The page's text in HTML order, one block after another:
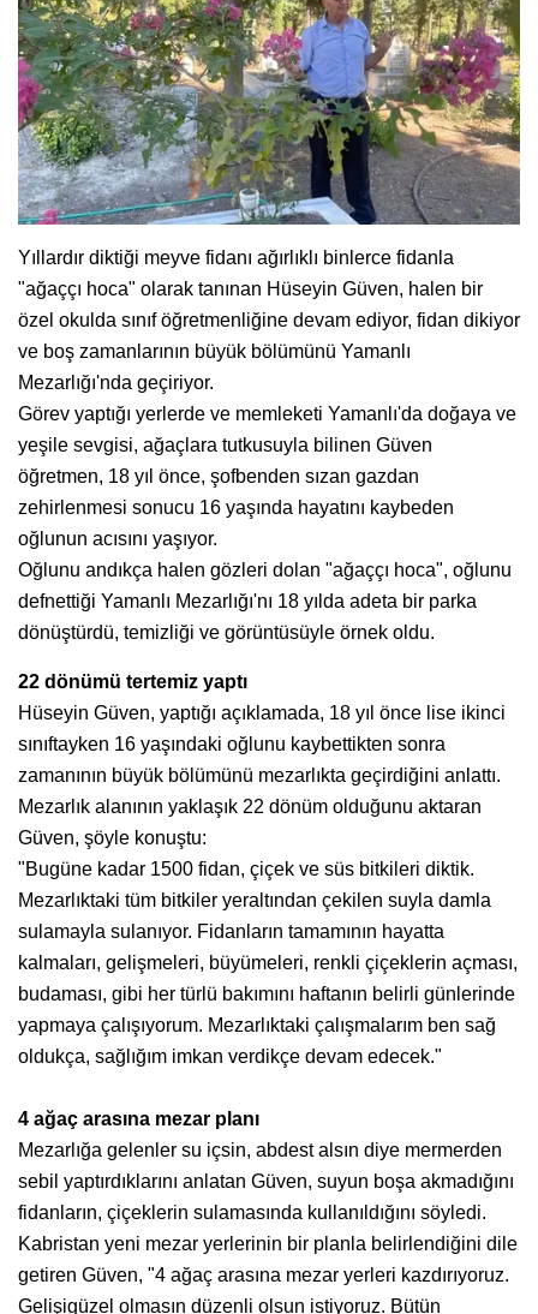
Yıllardır diktiği meyve fidanı ağırlıklı binlerce fidanla
"ağaççı hoca" olarak tanınan Hüseyin Güven, halen bir
özel okulda sınıf öğretmenliğine devam ediyor, fidan dikiyor
ve boş zamanlarının büyük bölümünü Yamanlı
Mezarlığı'nda geçiriyor.
Görev yaptığı yerlerde ve memleketi Yamanlı'da doğaya ve
yeşile sevgisi, ağaçlara tutkusuyla bilinen Güven
öğretmen, 18 yıl önce, şofbenden sızan gazdan
zehirlenmesi sonucu 16 yaşında hayatını kaybeden
oğlunun acısını yaşıyor.
Oğlunu andıkça halen gözleri dolan "ağaççı hoca", oğlunu
defnettiği Yamanlı Mezarlığı'nı 18 yılda adeta bir parka
dönüştürdü, temizliği ve görüntüsüyle örnek oldu.
22 dönümü tertemiz yaptı
Hüseyin Güven, yaptığı açıklamada, 18 yıl önce lise ikinci
sınıftayken 16 yaşındaki oğlunu kaybettikten sonra
zamanının büyük bölümünü mezarlıkta geçirdiğini anlattı.
Mezarlık alanının yaklaşık 22 dönüm olduğunu aktaran
Güven, şöyle konuştu:
"Bugüne kadar 1500 fidan, çiçek ve süs bitkileri diktik.
Mezarlıktaki tüm bitkiler yeraltından çekilen suyla damla
sulamayla sulanıyor. Fidanların tamamının hayatta
kalmaları, gelişmeleri, büyümeleri, renkli çiçeklerin açması,
budaması, gibi her türlü bakımını haftanın belirli günlerinde
yapmaya çalışıyorum. Mezarlıktaki çalışmalarım ben sağ
oldukça, sağlığım imkan verdikçe devam edecek."
4 ağaç arasına mezar planı
Mezarlığa gelenler su içsin, abdest alsın diye mermerden
sebil yaptırdıklarını anlatan Güven, suyun boşa akmadığını
fidanların, çiçeklerin sulamasında kullanıldığını söyledi.
Kabristan yeni mezar yerlerinin bir planla belirlendiğini dile
getiren Güven, "4 ağaç arasına mezar yerleri kazdırıyoruz.
Gelişigüzel olmasın düzenli olsun istiyoruz. Bütün